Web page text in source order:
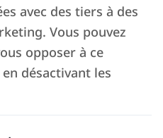
avec des tiers à des
Vous pouvez
opposer à ce
désactivant les